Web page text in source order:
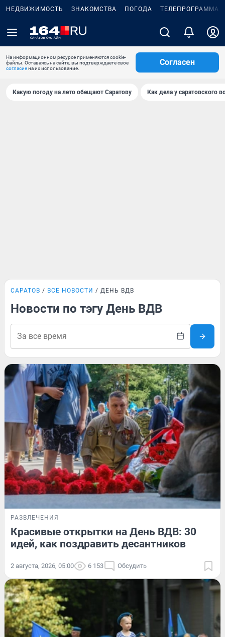
НЕДВИЖИМОСТЬ ЗНАКОМСТВА ПОГОДА ТЕЛЕПРОГРАММА
На информационном ресурсе применяются cookie-
файлы. Оставаясь на сайте, вы подтверждаете свое
согласиена их использование.
Согласен
Какую погоду на лето обещают Саратову Как дела у саратовского
САРАТОВ ВСЕ НОВОСТИ ДЕНЬ ВДВ
Новости по тэгу День ВДВ
РАЗВЛЕЧЕНИЯ
Красивые открытки на День ВДВ: 30
идей, как поздравить десантников
2 августа, 2026, 05:00 6 153 Обсудить